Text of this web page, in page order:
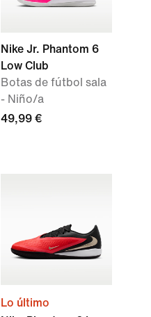
Nike Jr. Phantom 6
Low Club
Botas de fútbol sala
- Niño/a
49,99 €
Lo último